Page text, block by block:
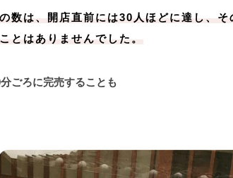
数は、開店直前には30人ほどに達し、
とはありませんでした。
ごろに完売することも